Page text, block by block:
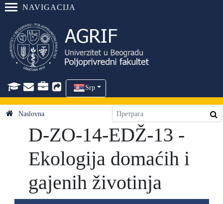
NAVIGACIJA
Srp
Naslovna
D-ZO-14-EDŽ-13 -
Ekologija domaćih i
gajenih životinja